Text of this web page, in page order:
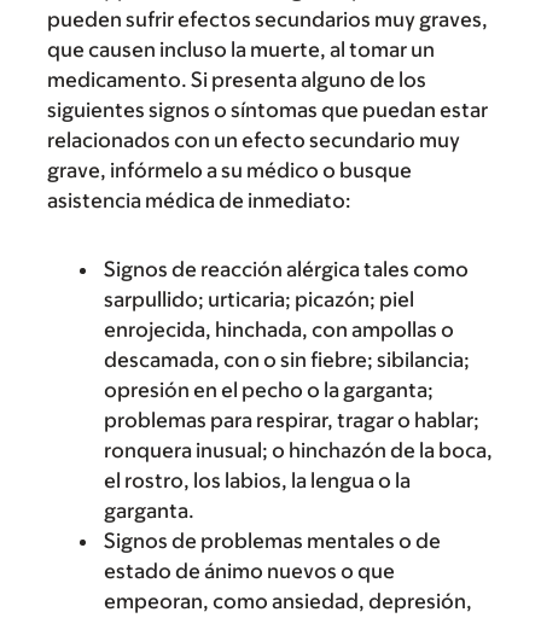
pueden sufrir efectos secundarios muy graves,
que causen incluso la muerte, al tomar un
medicamento. Si presenta alguno de los
siguientes signos o síntomas que puedan estar
relacionados con un efecto secundario muy
grave, infórmelo a su médico o busque
asistencia médica de inmediato:
Signos de reacción alérgica tales como
sarpullido; urticaria; picazón; piel
enrojecida, hinchada, con ampollas o
descamada, con o sin fiebre; sibilancia;
opresión en el pecho o la garganta;
problemas para respirar, tragar o hablar;
ronquera inusual; o hinchazón de la boca,
el rostro, los labios, la lengua o la
garganta.
Signos de problemas mentales o de
estado de ánimo nuevos o que
empeoran, como ansiedad, depresión,